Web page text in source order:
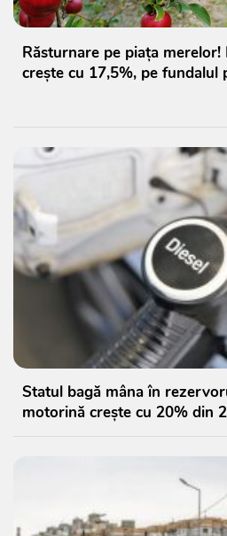
Răsturnare pe piața
crește cu 17,5%, pe fundalul
Statul bagă mâna în
motorină crește cu 20% din